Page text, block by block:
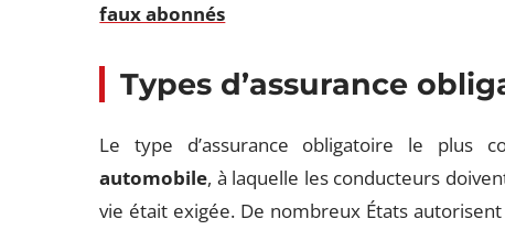
faux abonnés
Types d’assurance
Le type d’assurance obligatoire le plus
automobile, à laquelle les conducteurs
vie était exigée. De nombreux États